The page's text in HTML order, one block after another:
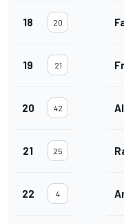
18 20
19 21
20 42
21 25
22 4